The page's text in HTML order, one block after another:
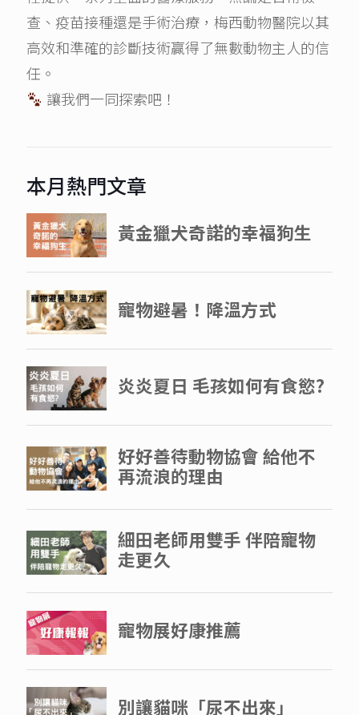
查、疫苗接種還是手術治療，梅西動物醫院以其
高效和準確的診斷技術贏得了無數動物主人的信
任。
讓我們一同探索吧！
本月熱門文章